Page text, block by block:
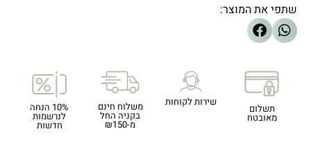
שתפי את המוצר:
תשלום
מאובטח
שירות לקוחות משלוח חינם
בקניה החל
מ-₪150
10% הנחה
לנרשמות
חדשות